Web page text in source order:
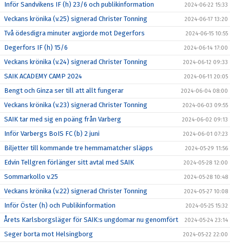
Inför Sandvikens IF (h) 23/6 och publikinformation 2024-06-22 15:33
Veckans krönika (v.25) signerad Christer Tonning 2024-06-17 13:20
Två ödesdigra minuter avgjorde mot Degerfors 2024-06-15 10:55
Degerfors IF (h) 15/6 2024-06-14 17:00
Veckans krönika (v.24) signerad Christer Tonning 2024-06-12 09:33
SAIK ACADEMY CAMP 2024 2024-06-11 20:05
Bengt och Ginza ser till att allt fungerar 2024-06-04 08:00
Veckans krönika (v.23) signerad Christer Tonning 2024-06-03 09:55
SAIK tar med sig en poäng från Varberg 2024-06-02 09:13
Inför Varbergs BoIS FC (b) 2 juni 2024-06-01 07:23
Biljetter till kommande tre hemmamatcher släpps 2024-05-29 11:56
Edvin Tellgren förlänger sitt avtal med SAIK 2024-05-28 12:00
Sommarkollo v.25 2024-05-28 10:48
Veckans krönika (v.22) signerad Christer Tonning 2024-05-27 10:08
Inför Öster (h) och Publikinformation 2024-05-25 15:32
Årets Karlsborgsläger för SAIK:s ungdomar nu genomfört 2024-05-24 23:14
Seger borta mot Helsingborg 2024-05-22 22:00